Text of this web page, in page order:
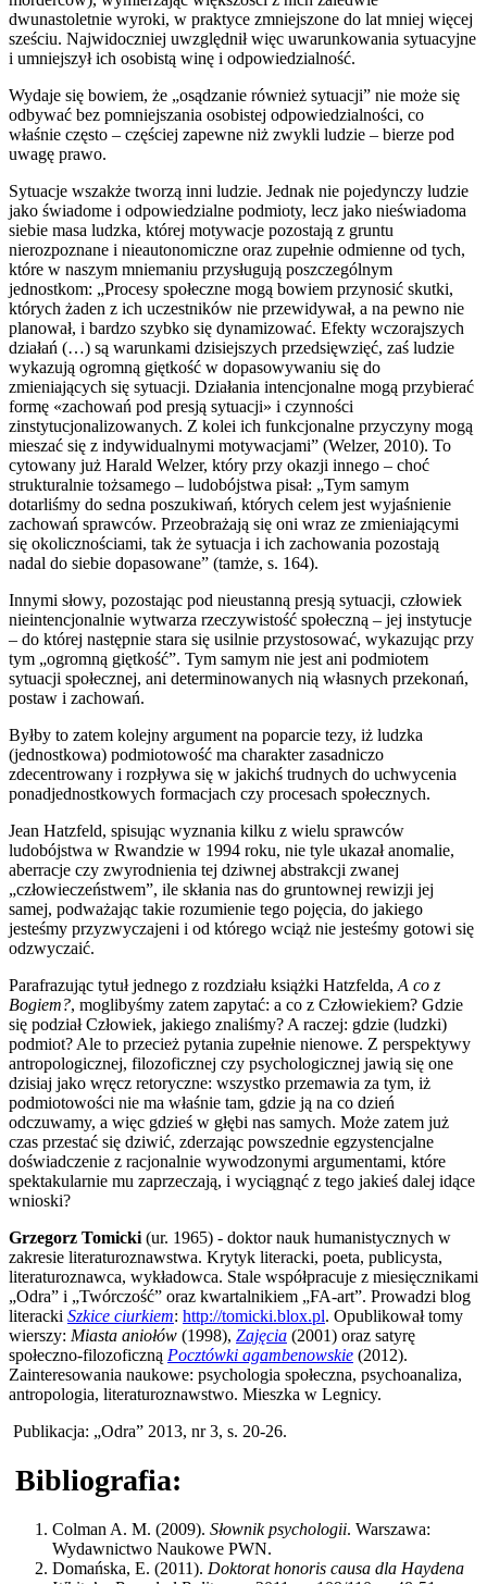
dwunastoletnie wyroki, w praktyce zmniejszone do lat mniej więcej
sześciu. Najwidoczniej uwzględnił więc uwarunkowania sytuacyjne
i umniejszył ich osobistą winę i odpowiedzialność.
Wydaje się bowiem, że „osądzanie również sytuacji” nie może się
odbywać bez pomniejszania osobistej odpowiedzialności, co
właśnie często – częściej zapewne niż zwykli ludzie – bierze pod
uwagę prawo.
Sytuacje wszakże tworzą inni ludzie. Jednak nie pojedynczy ludzie
jako świadome i odpowiedzialne podmioty, lecz jako nieświadoma
siebie masa ludzka, której motywacje pozostają z gruntu
nierozpoznane i nieautonomiczne oraz zupełnie odmienne od tych,
które w naszym mniemaniu przysługują poszczególnym
jednostkom: „Procesy społeczne mogą bowiem przynosić skutki,
których żaden z ich uczestników nie przewidywał, a na pewno nie
planował, i bardzo szybko się dynamizować. Efekty wczorajszych
działań (…) są warunkami dzisiejszych przedsięwzięć, zaś ludzie
wykazują ogromną giętkość w dopasowywaniu się do
zmieniających się sytuacji. Działania intencjonalne mogą przybierać
formę «zachowań pod presją sytuacji» i czynności
zinstytucjonalizowanych. Z kolei ich funkcjonalne przyczyny mogą
mieszać się z indywidualnymi motywacjami” (Welzer, 2010). To
cytowany już Harald Welzer, który przy okazji innego – choć
strukturalnie tożsamego – ludobójstwa pisał: „Tym samym
dotarliśmy do sedna poszukiwań, których celem jest wyjaśnienie
zachowań sprawców. Przeobrażają się oni wraz ze zmieniającymi
się okolicznościami, tak że sytuacja i ich zachowania pozostają
nadal do siebie dopasowane” (tamże, s. 164).
Innymi słowy, pozostając pod nieustanną presją sytuacji, człowiek
nieintencjonalnie wytwarza rzeczywistość społeczną – jej instytucje
– do której następnie stara się usilnie przystosować, wykazując przy
tym „ogromną giętkość”. Tym samym nie jest ani podmiotem
sytuacji społecznej, ani determinowanych nią własnych przekonań,
postaw i zachowań.
Byłby to zatem kolejny argument na poparcie tezy, iż ludzka
(jednostkowa) podmiotowość ma charakter zasadniczo
zdecentrowany i rozpływa się w jakichś trudnych do uchwycenia
ponadjednostkowych formacjach czy procesach społecznych.
Jean Hatzfeld, spisując wyznania kilku z wielu sprawców
ludobójstwa w Rwandzie w 1994 roku, nie tyle ukazał anomalie,
aberracje czy zwyrodnienia tej dziwnej abstrakcji zwanej
„człowieczeństwem”, ile skłania nas do gruntownej rewizji jej
samej, podważając takie rozumienie tego pojęcia, do jakiego
jesteśmy przyzwyczajeni i od którego wciąż nie jesteśmy gotowi się
odzwyczaić.
Parafrazując tytuł jednego z rozdziału książki Hatzfelda, A co z
Bogiem?, moglibyśmy zatem zapytać: a co z Człowiekiem? Gdzie
się podział Człowiek, jakiego znaliśmy? A raczej: gdzie (ludzki)
podmiot? Ale to przecież pytania zupełnie nienowe. Z perspektywy
antropologicznej, filozoficznej czy psychologicznej jawią się one
dzisiaj jako wręcz retoryczne: wszystko przemawia za tym, iż
podmiotowości nie ma właśnie tam, gdzie ją na co dzień
odczuwamy, a więc gdzieś w głębi nas samych. Może zatem już
czas przestać się dziwić, zderzając powszednie egzystencjalne
doświadczenie z racjonalnie wywodzonymi argumentami, które
spektakularnie mu zaprzeczają, i wyciągnąć z tego jakieś dalej idące
wnioski?
Grzegorz Tomicki (ur. 1965) - doktor nauk humanistycznych w
zakresie literaturoznawstwa. Krytyk literacki, poeta, publicysta,
literaturoznawca, wykładowca. Stale współpracuje z miesięcznikami
„Odra” i „Twórczość” oraz kwartalnikiem „FA-art”. Prowadzi blog
literacki Szkice ciurkiem: http://tomicki.blox.pl. Opublikował tomy
wierszy: Miasta aniołów (1998), Zajęcia (2001) oraz satyrę
społeczno-filozoficzną Pocztówki agambenowskie (2012).
Zainteresowania naukowe: psychologia społeczna, psychoanaliza,
antropologia, literaturoznawstwo. Mieszka w Legnicy.
Publikacja: „Odra” 2013, nr 3, s. 20-26.
Bibliografia:
Colman A. M. (2009). Słownik psychologii. Warszawa:
Wydawnictwo Naukowe PWN.
Domańska, E. (2011). Doktorat honoris causa dla Haydena